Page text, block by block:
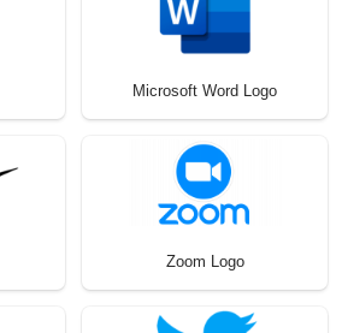
Microsoft Word Logo
Zoom Logo